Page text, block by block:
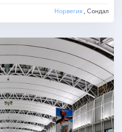
Норвегия , Сондал